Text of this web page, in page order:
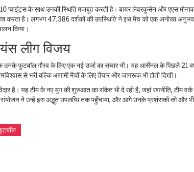
के साथ उनकी स्थिति मजबूत करती है। बायर लेवरकुसेन और एएस
करता है। लगभग 47,386 दर्शकों की उपस्थिति ने इस मैच को एक अनोखा अनुभव
किया।
लीग विजय
फुटबॉल गौरव के लिए एक नई उर्जा का संचार भी। यह आर्सेनल के पिछले 21
से भरी बल्कि आगामी मैचों के लिए तैयार और जागरूक भी होती दिखी।
है। यह टीम के नए युग की शुरुआत का संकेत भी दे रही है, जहां रणनीति, टीम
संयोजन ने उन्हें इस अद्भुत उपलब्धि तक पहुँचाया, और आगे उनके प्रशंसकों को और